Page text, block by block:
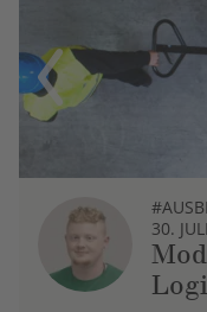
Previous
30.